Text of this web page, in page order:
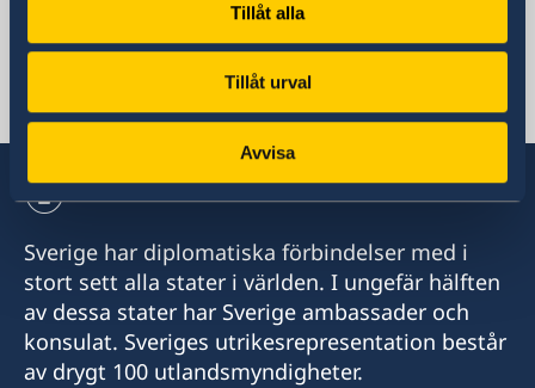
Tillåt alla
Tillåt urval
Avvisa
Generella/övriga frågor
ambassaden.moskva@gov.se
Visum/migration
visa.moscow@gov.se
Sverige har diplomatiska förbindelser med i
stort sett alla stater i världen. I ungefär hälften
av dessa stater har Sverige ambassader och
konsulat. Sveriges utrikesrepresentation består
av drygt 100 utlandsmyndigheter.